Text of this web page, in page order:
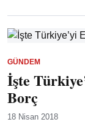
GÜNDEM
İşte
Borç
18 Nisan 2018